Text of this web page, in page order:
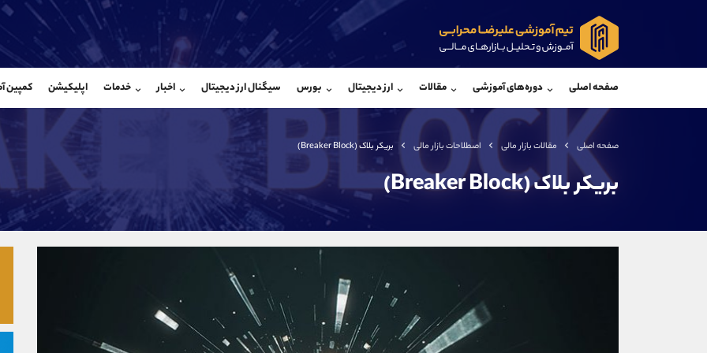
صفحه اصلی دوره‌های آموزشی مقالات ارز دیجیتال بورس سیگنال ارز دیجیتال اخبار خدمات اپلیکیشن کمپین
صفحه اصلی مقالات بازار مالی اصطلاحات بازار مالی بریکر بلاک (Breaker Block)
بریکر بلاک (Breaker Block)
واتساپ شروع گفتگو
تلگرام @Armteam_admin_103
داخلی
واتساپ شروع گفتگو
تلگرام @Armteam_admin_por
داخلی
شروع
تلفن